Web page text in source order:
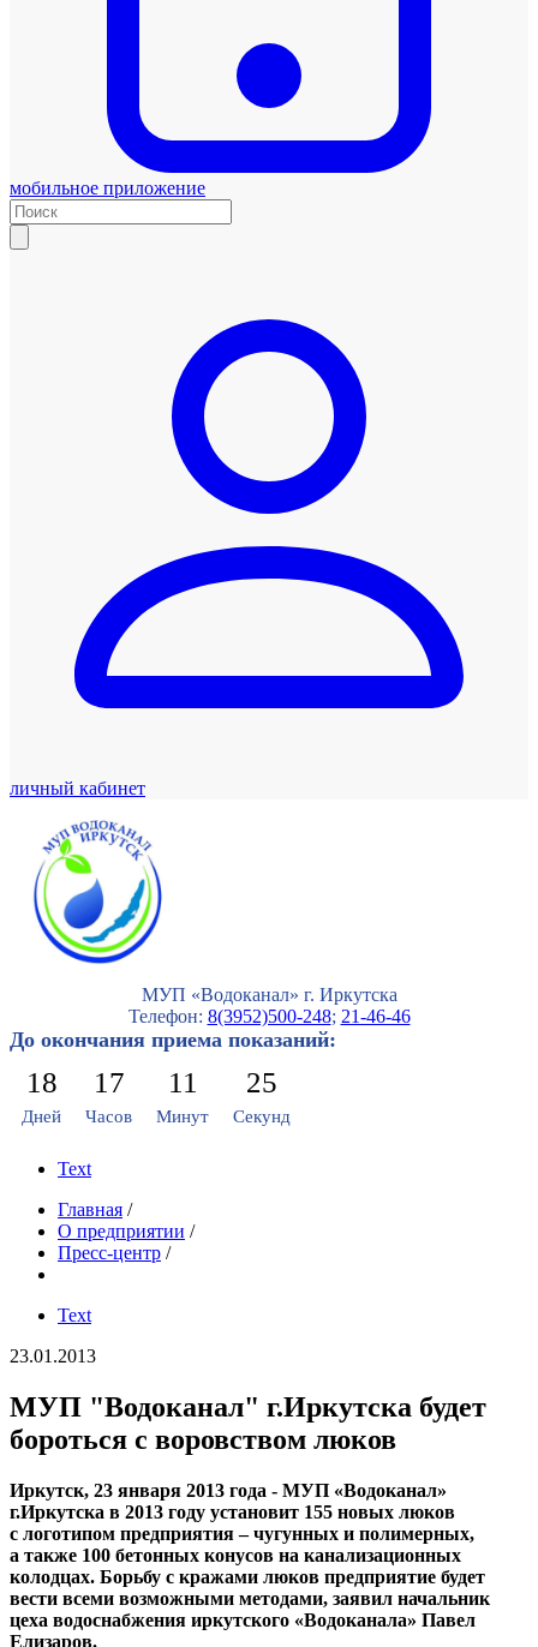
мобильное приложение
личный кабинет
МУП «Водоканал» г. Иркутска
Телефон: 8(3952)500-248; 21-46-46
До окончания приема показаний:
18
Дней
17
Часов
11
Минут
24
Секунд
Text
Главная /
О предприятии /
Пресс-центр /
Text
23.01.2013
МУП "Водоканал" г.Иркутска будет
бороться с воровством люков
Иркутск, 23 января 2013 года - МУП «Водоканал»
г.Иркутска в 2013 году установит 155 новых люков
с логотипом предприятия – чугунных и полимерных,
а также 100 бетонных конусов на канализационных
колодцах. Борьбу с кражами люков предприятие будет
вести всеми возможными методами, заявил начальник
цеха водоснабжения иркутского «Водоканала» Павел
Елизаров.